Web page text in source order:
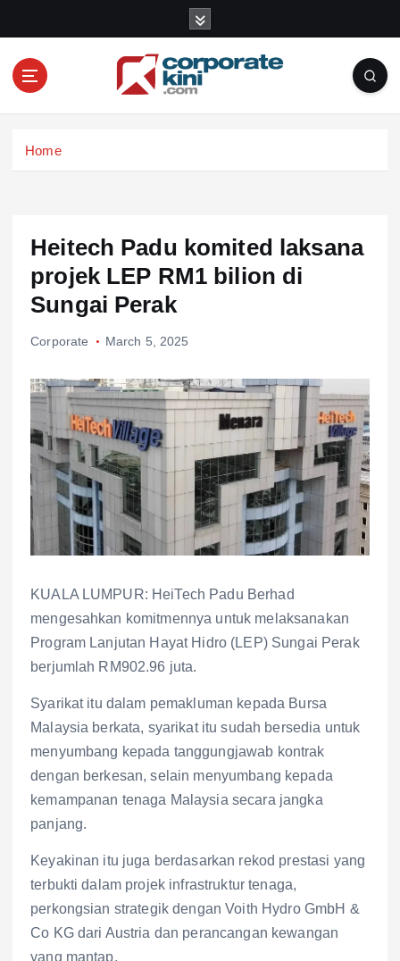
o
Home
Heitech Padu komited laksana
projek LEP RM1 bilion di
Sungai Perak
Corporate March 5, 2025
KUALA LUMPUR: HeiTech Padu Berhad
mengesahkan komitmennya untuk melaksanakan
Program Lanjutan Hayat Hidro (LEP) Sungai Perak
berjumlah RM902.96 juta.
Syarikat itu dalam pemakluman kepada Bursa
Malaysia berkata, syarikat itu sudah bersedia untuk
menyumbang kepada tanggungjawab kontrak
dengan berkesan, selain menyumbang kepada
kemampanan tenaga Malaysia secara jangka
panjang.
Keyakinan itu juga berdasarkan rekod prestasi yang
terbukti dalam projek infrastruktur tenaga,
perkongsian strategik dengan Voith Hydro GmbH &
Co KG dari Austria dan perancangan kewangan
yang mantap.